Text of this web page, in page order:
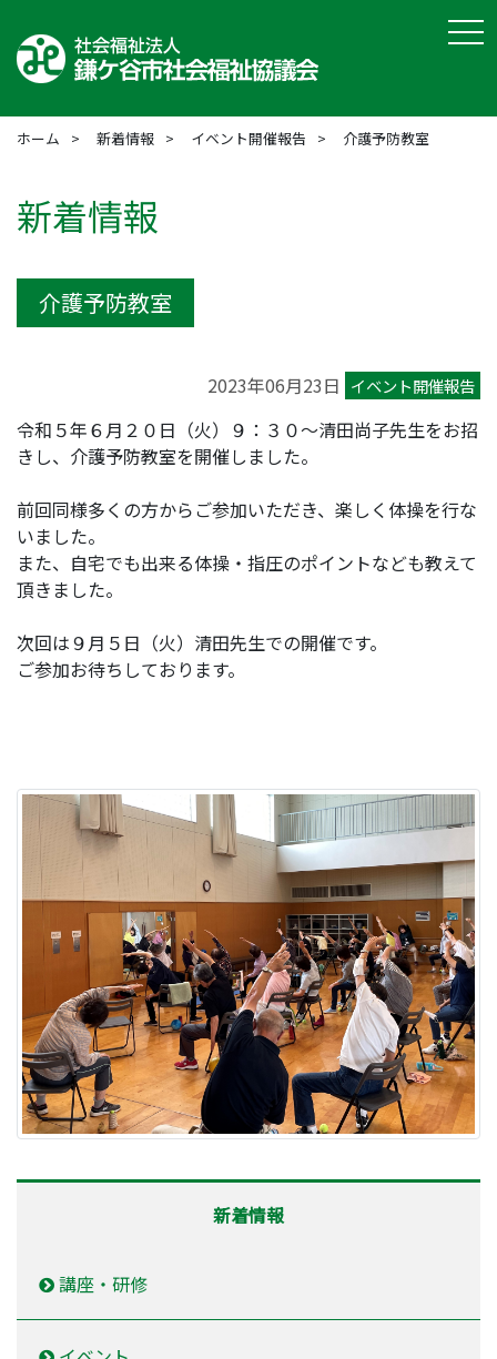
ホーム 新着情報 イベント開催報告 介護予防教室
新着情報
介護予防教室
2023年06月23日 イベント開催報告
令和５年６月２０日（火）９：３０～清田尚子先生をお招
きし、介護予防教室を開催しました。
前回同様多くの方からご参加いただき、楽しく体操を行な
いました。
また、自宅でも出来る体操・指圧のポイントなども教えて
頂きました。
次回は９月５日（火）清田先生での開催です。
ご参加お待ちしております。
新着情報
講座・研修